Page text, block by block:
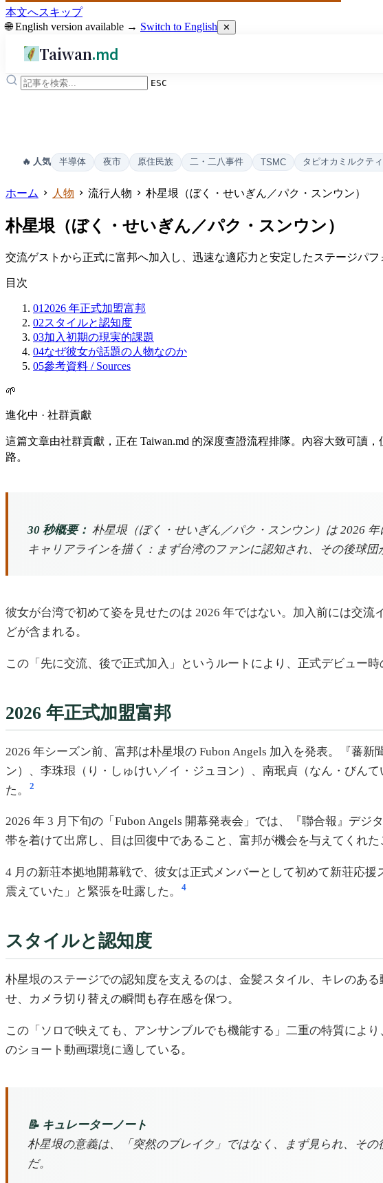
本文へスキップ
🌐 English version available → Switch to English ✕
Taiwan.md
ESC
🔥 人気 半導体 夜市 原住民族 二・二八事件 TSMC タピオカミルクテ
ホーム 人物 流行人物 朴星垠（ぼく・せいぎん／パク・スンウン）
朴星垠（ぼく・せいぎん／パク・スンウン）
交流ゲストから正式に富邦へ加入し、迅速な適応力と安定したステージパ
目次
01 2026 年正式加盟富邦
02スタイルと認知度
03加入初期の現実的課題
04なぜ彼女が話題の人物なのか
05參考資料 / Sources
🌱
進化中 · 社群貢獻
這篇文章由社群貢獻，正在 Taiwan.md 的深度查證流程排隊。內容大致可讀
路。
30 秒概要： 朴星垠（ぼく・せいぎん／パク・スンウン）は 2026
キャリアラインを描く：まず台湾のファンに認知され、その後球
彼女が台湾で初めて姿を見せたのは 2026 年ではない。加入前には交
どが含まれる。
この「先に交流、後で正式加入」というルートにより、正式デビュー
2026 年正式加盟富邦
2026 年シーズン前、富邦は朴星垠の Fubon Angels 加入を発表。『蕃
ン）、李珠珢（り・しゅけい／イ・ジュヨン）、南珉貞（なん・びん
た。
2
2026 年 3 月下旬の「Fubon Angels 開幕発表会」では、『聯合報』デ
帯を着けて出席し、目は回復中であること、富邦が機会を与えてくれた
4 月の新荘本拠地開幕戦で、彼女は正式メンバーとして初めて新荘応
震えていた」と緊張を吐露した。
4
スタイルと認知度
朴星垠のステージでの認知度を支えるのは、金髪スタイル、キレのあ
せ、カメラ切り替えの瞬間も存在感を保つ。
この「ソロで映えても、アンサンブルでも機能する」二重の特質によ
のショート動画環境に適している。
📝 キュレーターノート
朴星垠の意義は、「突然のブレイク」ではなく、まず見られ、そ
だ。